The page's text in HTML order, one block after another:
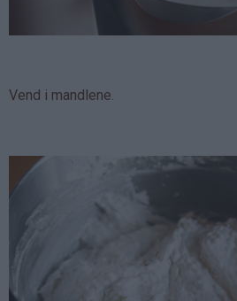
Vend i mandlene.